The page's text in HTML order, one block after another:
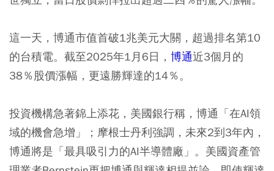
這一天，博通市值首破1兆美元大關，超過排名第10
的台積電。截至2025年1月6日， 博通近3個月的
38％股價漲幅，更遠勝輝達的14％。
投資機構急著錦上添花，美國銀行稱，博通「在AI領
域的機會急增」；摩根士丹利強調，未來2到3年內，
博通將是「最具吸引力的AI半導體廠」。美國資產管